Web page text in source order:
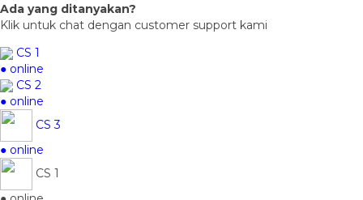
Ada yang ditanyakan?
Klik untuk chat dengan customer support kami
CS 1
● online
CS 2
● online
CS 3
● online
CS 1